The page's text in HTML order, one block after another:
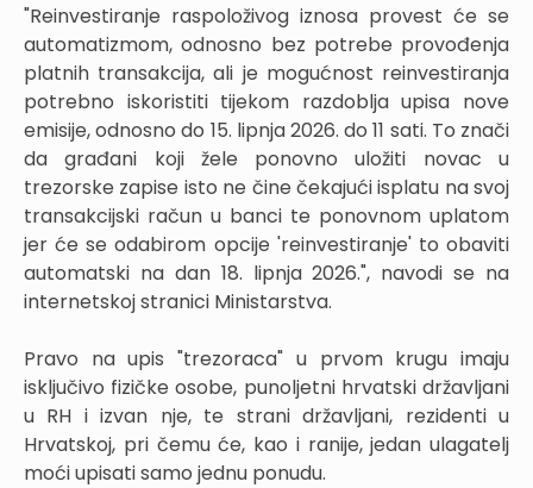
"Reinvestiranje raspoloživog iznosa provest će se
automatizmom, odnosno bez potrebe provođenja
platnih transakcija, ali je mogućnost reinvestiranja
potrebno iskoristiti tijekom razdoblja upisa nove
emisije, odnosno do 15. lipnja 2026. do 11 sati. To znači
da građani koji žele ponovno uložiti novac u
trezorske zapise isto ne čine čekajući isplatu na svoj
transakcijski račun u banci te ponovnom uplatom
jer će se odabirom opcije 'reinvestiranje' to obaviti
automatski na dan 18. lipnja 2026.", navodi se na
internetskoj stranici Ministarstva.
Pravo na upis "trezoraca" u prvom krugu imaju
isključivo fizičke osobe, punoljetni hrvatski državljani
u RH i izvan nje, te strani državljani, rezidenti u
Hrvatskoj, pri čemu će, kao i ranije, jedan ulagatelj
moći upisati samo jednu ponudu.